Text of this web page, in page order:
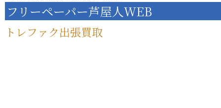
フリーペーパー芦屋人WEB
トレファク出張買取